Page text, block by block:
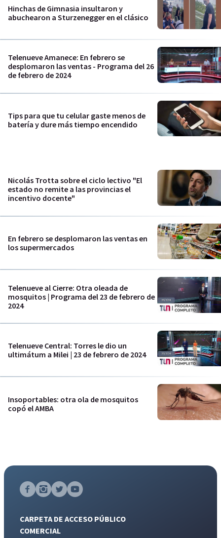
Hinchas de Gimnasia insultaron y
abuchearon a Sturzenegger en el clásico
Telenueve Amanece: En febrero se
desplomaron las ventas - Programa del 26
de febrero de 2024
Tips para que tu celular gaste menos de
batería y dure más tiempo encendido
Nicolás Trotta sobre el ciclo lectivo "El
estado no remite a las provincias el
incentivo docente"
En febrero se desplomaron las ventas en
los supermercados
Telenueve al Cierre: Otra oleada de
mosquitos | Programa del 23 de febrero de
2024
Telenueve Central: Torres le dio un
ultimátum a Milei | 23 de febrero de 2024
Insoportables: otra ola de mosquitos
copó el AMBA
CARPETA DE ACCESO PÚBLICO
COMERCIAL